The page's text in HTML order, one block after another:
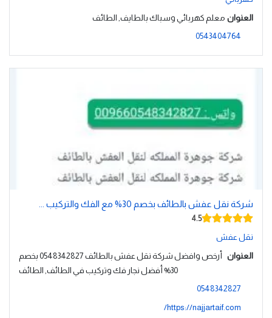
العنوان معلم كهربائي وسباك بالطايف, الطائف
0543404764
شركة نقل عفش بالطائف بخصم 30% مع الفك والتركيب ...
4.5
نقل عفش
العنوان
أرخص وافضل شركة نقل عفش بالطائف 0548342827 بخصم
30% أفضل نجار فك وتركيب في الطائف, الطائف
0548342827
https://najjartaif.com/